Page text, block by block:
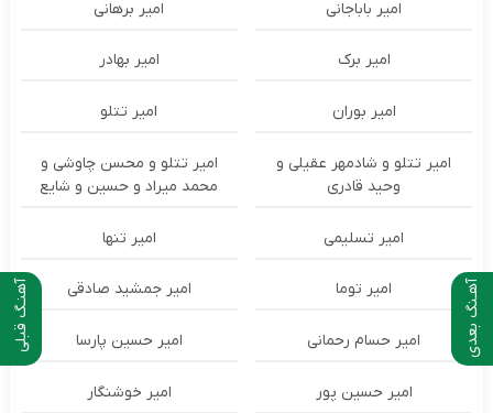
آهنـگ قبلی آهـنگ بعدی
امیر باباجانی امیر برهانی
امیر برک امیر بهادر
امیر بوران امیر تتلو
امیر تتلو و شادمهر عقیلی و
وحید قادری
امیر تتلو و محسن چاوشی و
محمد میراد و حسین و شایع
امیر تسلیمی امیر تنها
امیر توما امیر جمشید صادقی
امیر حسام رحمانی امیر حسین پارسا
امیر حسین پور امیر خوشنگار